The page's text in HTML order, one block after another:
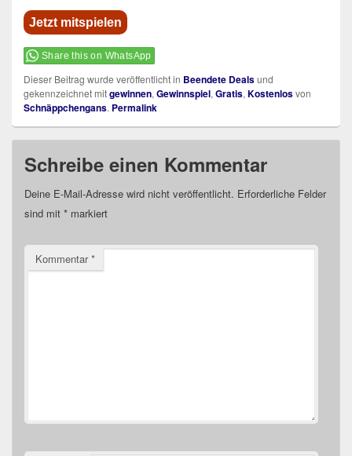
Jetzt mitspielen
Share this on WhatsApp
Dieser Beitrag wurde veröffentlicht in Beendete Dealsund
gekennzeichnet mitgewinnen, Gewinnspiel, Gratis, Kostenlosvon
Schnäppchengans. Permalink
Schreibe einen Kommentar
Deine E-Mail-Adresse wird nicht veröffentlicht. Erforderliche Felder
sind mit * markiert
Kommentar*